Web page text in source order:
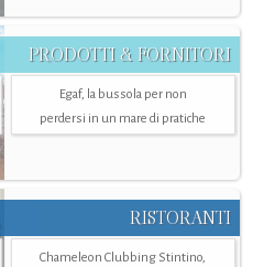
PRODOTTI & FORNITORI
Egaf, la bussola per non
perdersi in un mare di pratiche
RISTORANTI
Chameleon Clubbing Stintino,